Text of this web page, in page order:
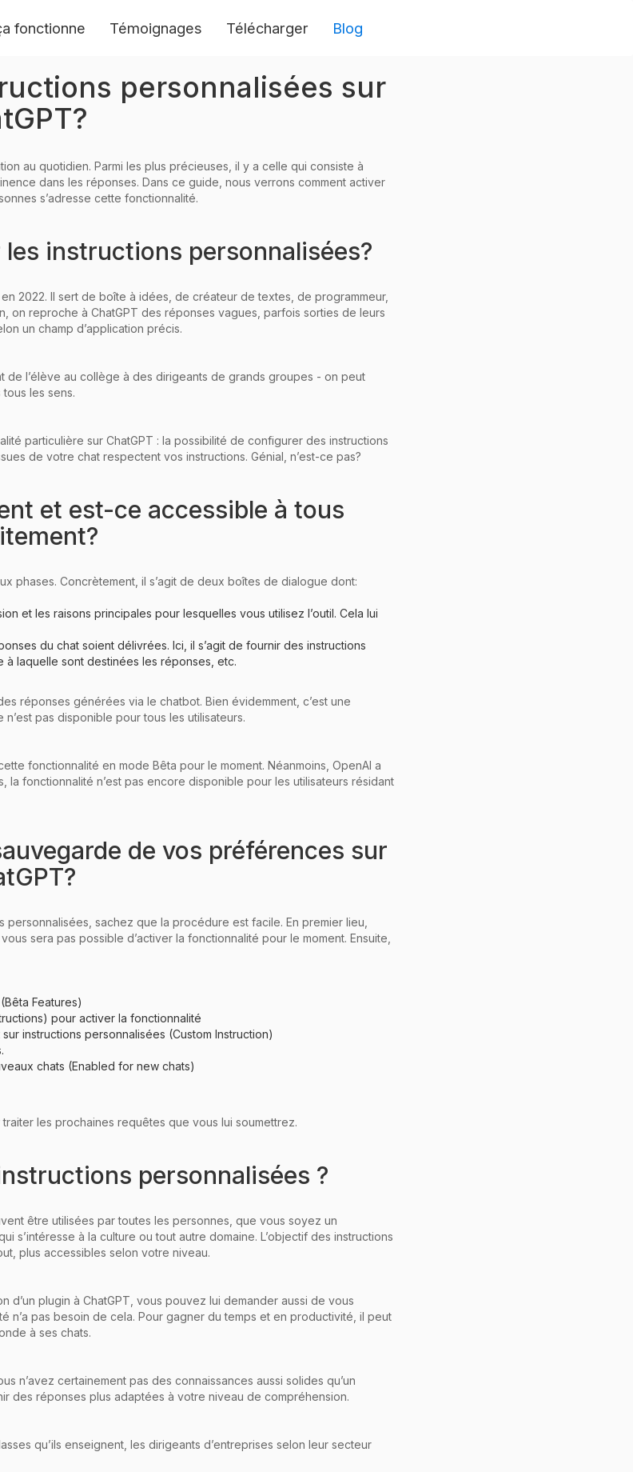
fonctionne Témoignages Télécharger Blog
personnalisées sur
au quotidien. Parmi les plus précieuses, il y a celle qui consiste à
dans les réponses. Dans ce guide, nous verrons comment activer
s’adresse cette fonctionnalité.
les instructions personnalisées?
2022. Il sert de boîte à idées, de créateur de textes, de programmeur,
on reproche à ChatGPT des réponses vagues, parfois sorties de leurs
un champ d’application précis.
de l’élève au collège à des dirigeants de grands groupes - on peut
les sens.
particulière sur ChatGPT : la possibilité de configurer des instructions
de votre chat respectent vos instructions. Génial, n’est-ce pas?
et est-ce accessible à tous
phases. Concrètement, il s’agit de deux boîtes de dialogue dont:
et les raisons principales pour lesquelles vous utilisez l’outil. Cela lui
du chat soient délivrées. Ici, il s’agit de fournir des instructions
laquelle sont destinées les réponses, etc.
réponses générées via le chatbot. Bien évidemment, c’est une
pas disponible pour tous les utilisateurs.
fonctionnalité en mode Bêta pour le moment. Néanmoins, OpenAI a
la fonctionnalité n’est pas encore disponible pour les utilisateurs résidant
de vos préférences sur
sachez que la procédure est facile. En premier lieu,
sera pas possible d’activer la fonctionnalité pour le moment. Ensuite,
Features)
pour activer la fonctionnalité
instructions personnalisées (Custom Instruction)
chats (Enabled for new chats)
les prochaines requêtes que vous lui soumettrez.
personnalisées ?
être utilisées par toutes les personnes, que vous soyez un
s’intéresse à la culture ou tout autre domaine. L’objectif des instructions
plus accessibles selon votre niveau.
plugin à ChatGPT, vous pouvez lui demander aussi de vous
pas besoin de cela. Pour gagner du temps et en productivité, il peut
à ses chats.
n’avez certainement pas des connaissances aussi solides qu’un
des réponses plus adaptées à votre niveau de compréhension.
qu’ils enseignent, les dirigeants d’entreprises selon leur secteur